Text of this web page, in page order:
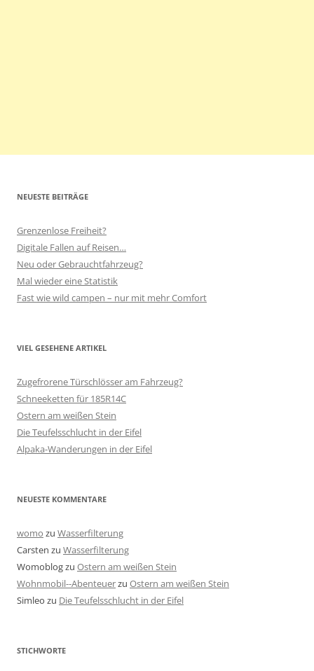
NEUESTE BEITRÄGE
Grenzenlose Freiheit?
Digitale Fallen auf Reisen…
Neu oder Gebrauchtfahrzeug?
Mal wieder eine Statistik
Fast wie wild campen – nur mit mehr Comfort
VIEL GESEHENE ARTIKEL
Zugefrorene Türschlösser am Fahrzeug?
Schneeketten für 185R14C
Ostern am weißen Stein
Die Teufelsschlucht in der Eifel
Alpaka-Wanderungen in der Eifel
NEUESTE KOMMENTARE
womo zu Wasserfilterung
Carsten zu Wasserfilterung
Womoblogzu Ostern am weißen Stein
Wohnmobil--Abenteuerzu Ostern am weißen Stein
Simleo zu Die Teufelsschlucht in der Eifel
STICHWORTE